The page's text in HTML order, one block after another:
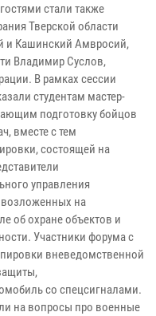
стали также
Тверской области
и Кашинский Амвросий,
Владимир Суслов,
В рамках сессии
студентам мастер-
подготовку бойцов
вместе с тем
состоящей на
управления
возложенных на
об охране объектов и
Участники форума с
вневедомственной
со спецсигналами.
на вопросы про военные